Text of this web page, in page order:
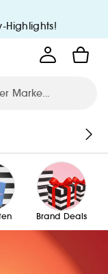
Highlights!
Brand Deals